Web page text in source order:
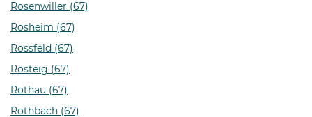
Rosenwiller (67)
Rosheim (67)
Rossfeld (67)
Rosteig (67)
Rothau (67)
Rothbach (67)